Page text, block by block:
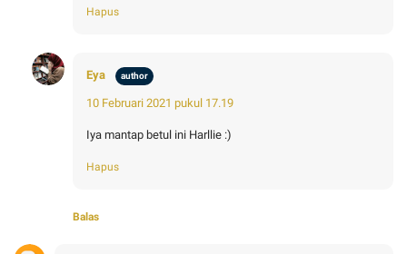
Hapus
Eya
10 Februari 2021 pukul 17.19
Iya mantap betul ini Harllie :)
Hapus
Balas